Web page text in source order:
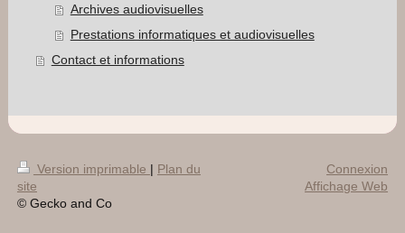
Archives audiovisuelles
Prestations informatiques et audiovisuelles
Contact et informations
Version imprimable | Plan du
site
© Gecko and Co
Connexion
Affichage Web